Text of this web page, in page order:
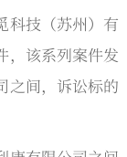
科技（苏州）有
，该系列案件发
之间，诉讼标的